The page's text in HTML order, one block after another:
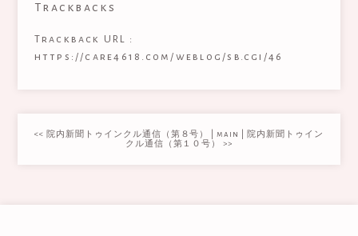
Trackbacks
Trackback URL :
https://care4618.com/weblog/sb.cgi/46
<< 院内新聞トゥインクル通信（第８号） |main
院内新聞トゥイン
クル通信（第１０号） >>